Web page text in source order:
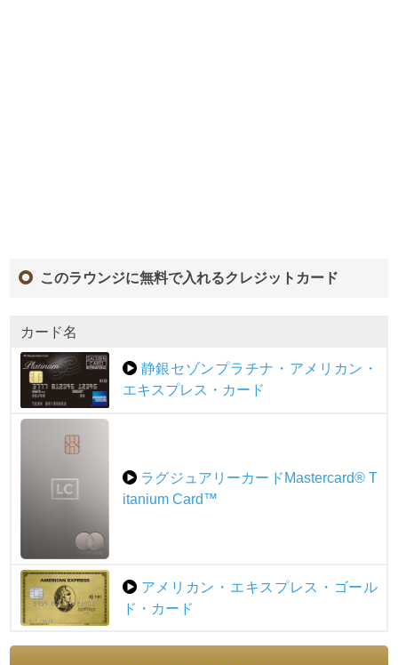
このラウンジに無料で入れるクレジットカード
カード名
静銀セゾンプラチナ・アメリカン・
エキスプレス・カード
ラグジュアリーカードMastercard® T
itanium Card™
アメリカン・エキスプレス・ゴール
ド・カード